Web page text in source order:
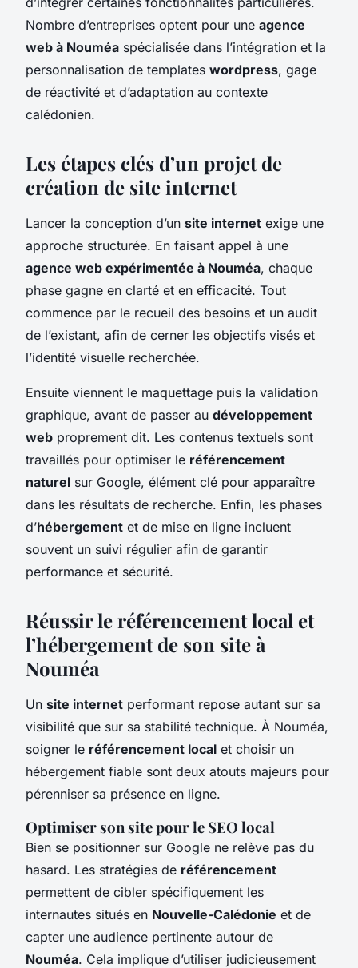
Nombre d’entreprises optent pour une agence
web à Nouméa spécialisée dans l’intégration et la
personnalisation de templates wordpress, gage
de réactivité et d’adaptation au contexte
calédonien.
Les étapes clés d’un projet de
création de site internet
Lancer la conception d’un site internet exige une
approche structurée. En faisant appel à une
agence web expérimentée à Nouméa, chaque
phase gagne en clarté et en efficacité. Tout
commence par le recueil des besoins et un audit
de l’existant, afin de cerner les objectifs visés et
l’identité visuelle recherchée.
Ensuite viennent le maquettage puis la validation
graphique, avant de passer au développement
web proprement dit. Les contenus textuels sont
travaillés pour optimiser le référencement
naturel sur Google, élément clé pour apparaître
dans les résultats de recherche. Enfin, les phases
d’hébergement et de mise en ligne incluent
souvent un suivi régulier afin de garantir
performance et sécurité.
Réussir le référencement local et
l’hébergement de son site à
Nouméa
Un site internet performant repose autant sur sa
visibilité que sur sa stabilité technique. À Nouméa,
soigner le référencement local et choisir un
hébergement fiable sont deux atouts majeurs pour
pérenniser sa présence en ligne.
Optimiser son site pour le SEO local
Bien se positionner sur Google ne relève pas du
hasard. Les stratégies de référencement
permettent de cibler spécifiquement les
internautes situés en Nouvelle-Calédonie et de
capter une audience pertinente autour de
Nouméa. Cela implique d’utiliser judicieusement